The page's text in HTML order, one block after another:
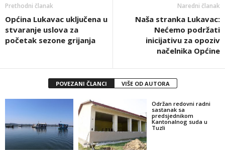
Prethodni članak
Općina Lukavac uključena u
stvaranje uslova za
početak sezone grijanja
Naredni članak
Naša stranka Lukavac:
Nećemo podržati
inicijativu za opoziv
načelnika Općine
POVEZANI ČLANCI VIŠE OD AUTORA
Održan redovni radni
sastanak sa
predsjednikom
Kantonalnog suda u
Tuzli